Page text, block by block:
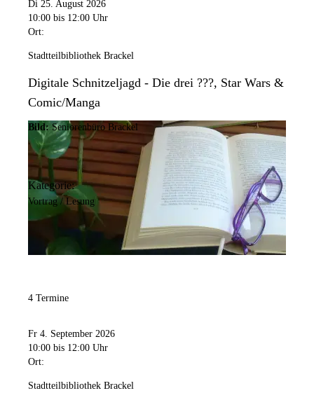
Di 25. August 2026
10:00 bis 12:00 Uhr
Ort:
Stadtteilbibliothek Brackel
Digitale Schnitzeljagd - Die drei ???, Star Wars &
Comic/Manga
Bild: Seniorenbüro Brackel
Kategorie:
Vortrag / Lesung
4 Termine
Fr 4. September 2026
10:00 bis 12:00 Uhr
Ort:
Stadtteilbibliothek Brackel